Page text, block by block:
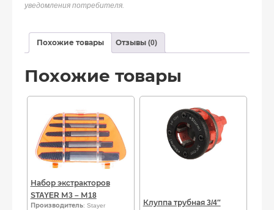
уведомления потребителя.
Похожие товары Отзывы (0)
Похожие товары
Набор экстракторов
STAYER М3 – М18
Производитель: Stayer
Клуппа трубная 3/4″